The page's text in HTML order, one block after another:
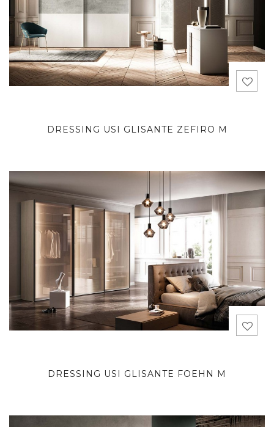
DRESSING USI GLISANTE ZEFIRO M
DRESSING USI GLISANTE FOEHN M